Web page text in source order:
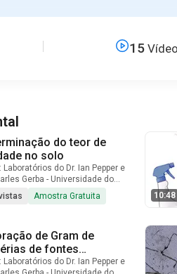
15
do teor de
no solo
Laboratórios do Dr. Ian Pepper e
Gerba - Universidade do
de Demonstração:
Schmitz Os solos
como o "teor de
do solo". Essa umidade
dentro dos espaços poros entre
do solo (espaço poros
Duration: 6 minutes and 16 seconds
Amostra Gratuita 10:48
de Gram de
de fontes
Laboratórios do Dr. Ian Pepper e
Duration: 9 minutes and 31 seconds